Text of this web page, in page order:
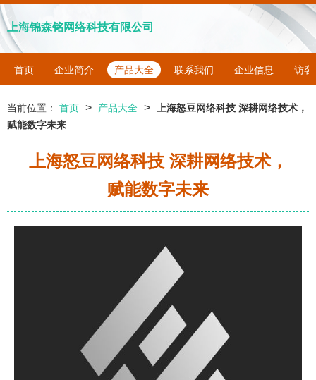
上海锦森铭网络科技有限公司
首页 企业简介 产品大全 联系我们 企业信息 访客
当前位置： 首页 > 产品大全 >
上海怒豆网络科技 深耕网络技术，
赋能数字未来
上海怒豆网络科技 深耕网络技术，
赋能数字未来